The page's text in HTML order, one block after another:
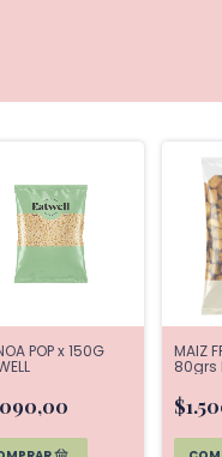
POP x 150G MAIZ
80grs